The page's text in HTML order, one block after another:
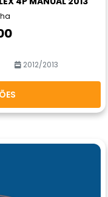
2012/2013